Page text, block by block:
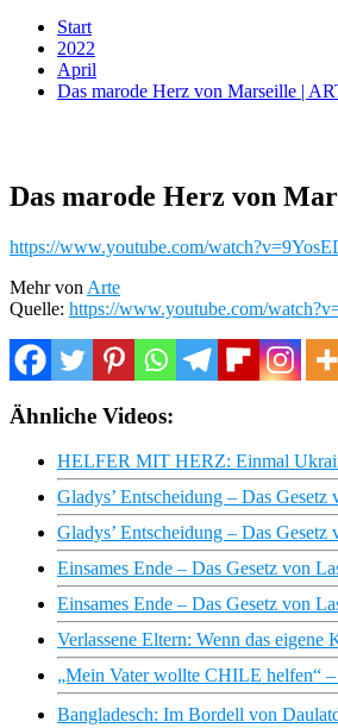
Start
2022
April
Das marode Herz von Marseille |
Das marode Herz von
https://www.youtube.com/
Mehr von Arte
Quelle: https://www.youtube.com/
Ähnliche Videos:
HELFER MIT HERZ: Einmal
Gladys’ Entscheidung – Das
Gladys’ Entscheidung – Das
Einsames Ende – Das Gesetz von
Einsames Ende – Das Gesetz von
Verlassene Eltern: Wenn das
„Mein Vater wollte CHILE helfen“
Bangladesch: Im Bordell von